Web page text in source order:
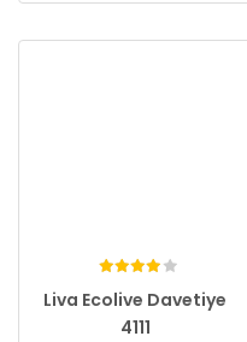
Liva Ecolive Davetiye
4111